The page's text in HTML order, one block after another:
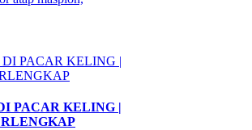
PACAR KELING |